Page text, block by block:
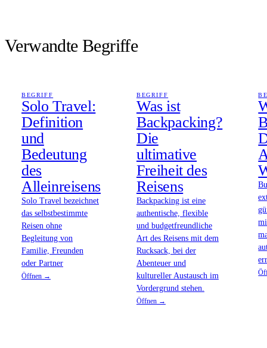
Verwandte Begriffe
BEGRIFF
Solo Travel:
Definition
und
Bedeutung
des
Alleinreisens
Solo Travel bezeichnet
das selbstbestimmte
Reisen ohne
Begleitung von
Familie, Freunden
oder Partner
Öffnen →
BEGRIFF
Was ist
Backpacking?
Die
ultimative
Freiheit des
Reisens
Backpacking ist eine
authentische, flexible
und budgetfreundliche
Art des Reisens mit dem
Rucksack, bei der
Abenteuer und
kultureller Austausch im
Vordergrund stehen.
Öffnen →